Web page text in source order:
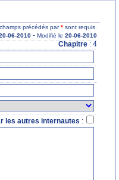
précédés par* sont requis.
-06-2010 - Modifié le 20-06-2010
Chapitre : 4
les autres internautes :